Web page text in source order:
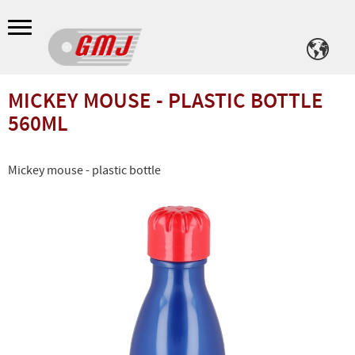
Meny
MICKEY MOUSE - PLASTIC BOTTLE
560ML
Mickey mouse - plastic bottle